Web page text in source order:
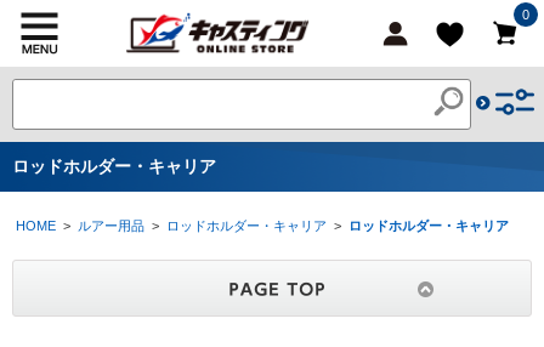
0
ロッドホルダー・キャリア
HOME > ルアー用品 > ロッドホルダー・キャリア > ロッドホルダー・キャリア